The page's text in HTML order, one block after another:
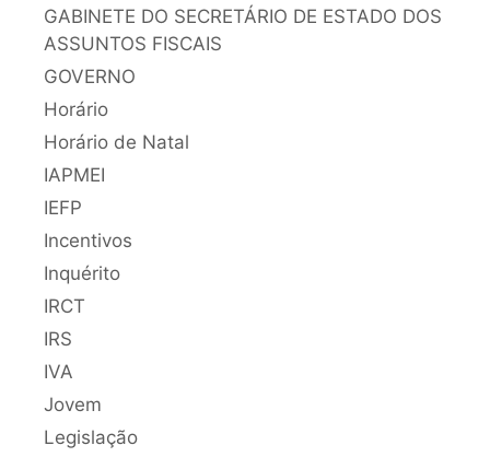
GABINETE DO SECRETÁRIO DE ESTADO DOS
ASSUNTOS FISCAIS
GOVERNO
Horário
Horário de Natal
IAPMEI
IEFP
Incentivos
Inquérito
IRCT
IRS
IVA
Jovem
Legislação